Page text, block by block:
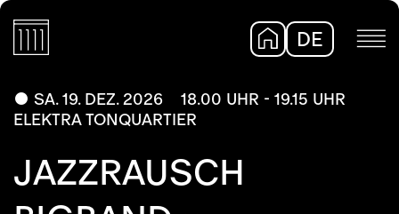
DE
SA. 19. DEZ. 2026
18.00 UHR - 19.15 UHR
ELEKTRA TONQUARTIER
JAZZRAUSCH